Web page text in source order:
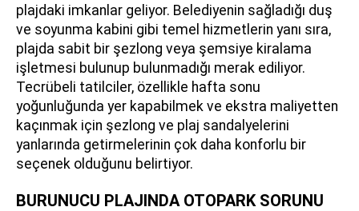
plajdaki imkanlar geliyor. Belediyenin sağladığı duş
ve soyunma kabini gibi temel hizmetlerin yanı sıra,
plajda sabit bir şezlong veya şemsiye kiralama
işletmesi bulunup bulunmadığı merak ediliyor.
Tecrübeli tatilciler, özellikle hafta sonu
yoğunluğunda yer kapabilmek ve ekstra maliyetten
kaçınmak için şezlong ve plaj sandalyelerini
yanlarında getirmelerinin çok daha konforlu bir
seçenek olduğunu belirtiyor.
BURUNUCU PLAJINDA OTOPARK SORUNU